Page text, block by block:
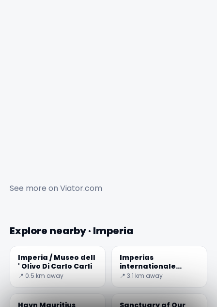
See more on Viator.com
Explore nearby · Imperia
Imperia / Museo dell
' Olivo Di Carlo Carli
📍 0.5 km away
Imperias
internationale
flådemuseum
📍 3.1 km away